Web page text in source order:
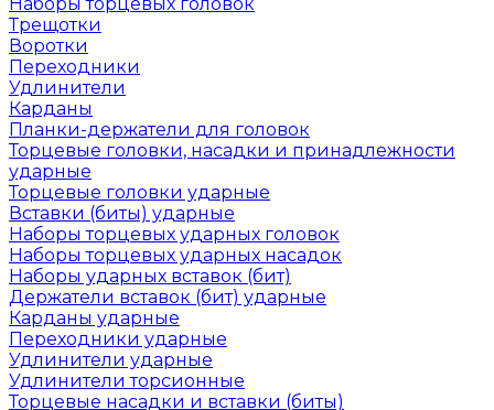
Трещотки
Воротки
Переходники
Удлинители
Карданы
Планки-держатели для головок
Торцевые головки, насадки и принадлежности
ударные
Торцевые головки ударные
Вставки (биты) ударные
Наборы торцевых ударных головок
Наборы торцевых ударных насадок
Наборы ударных вставок (бит)
Держатели вставок (бит) ударные
Карданы ударные
Переходники ударные
Удлинители ударные
Удлинители торсионные
Торцевые насадки и вставки (биты)